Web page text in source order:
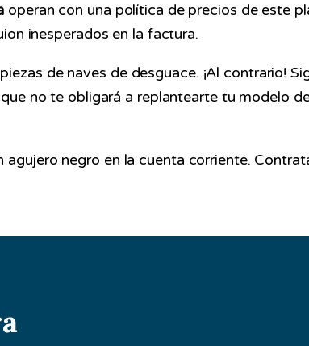
operan con una política de precios de este
inesperados en la factura.
de naves de desguace. ¡Al contrario!
no te obligará a replantearte tu modelo
negro en la cuenta corriente.